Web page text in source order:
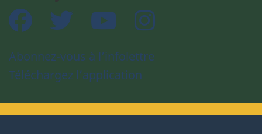
Facebook Twitter YouTube
Abonnez-vous à l’infolettre
Téléchargez l’application